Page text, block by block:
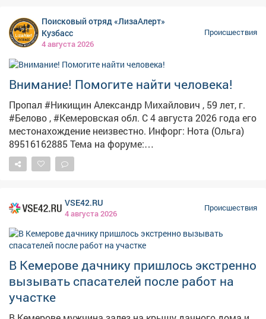
человек. – В результате пожараавтомобиль выгорел
полностью. Причина устанавливается, – сказали в
Пользователи соцсетей опубликовали кадры, на
которых запечатлено то, что осталось от "корейца".
Поисковый отряд «ЛизаАлерт»
Кузбасс
4 августа 2026
Происшествия
Внимание! Помогите найти человека!
Пропал #Никищин Александр Михайлович , 59 лет, г.
#Белово , #Кемеровская обл. С 4 августа 2026 года его
местонахождение неизвестно. Инфорг: Нота (Ольга)
89516162885 Тема на форуме:
https://lizaalert.org/forum/viewtopic.php?t=371426
#ЛизаАлерт #ЛизаАлертКузбасс #ПропалЧеловек
VSE42.RU
4 августа 2026
Происшествия
В Кемерове дачнику пришлось экстренно
вызывать спасателей после работ на
участке